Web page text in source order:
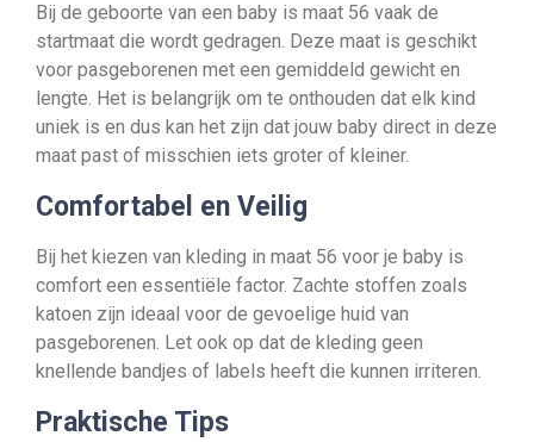
Bij de geboorte van een baby is maat 56 vaak de
startmaat die wordt gedragen. Deze maat is geschikt
voor pasgeborenen met een gemiddeld gewicht en
lengte. Het is belangrijk om te onthouden dat elk kind
uniek is en dus kan het zijn dat jouw baby direct in deze
maat past of misschien iets groter of kleiner.
Comfortabel en Veilig
Bij het kiezen van kleding in maat 56 voor je baby is
comfort een essentiële factor. Zachte stoffen zoals
katoen zijn ideaal voor de gevoelige huid van
pasgeborenen. Let ook op dat de kleding geen
knellende bandjes of labels heeft die kunnen irriteren.
Praktische Tips